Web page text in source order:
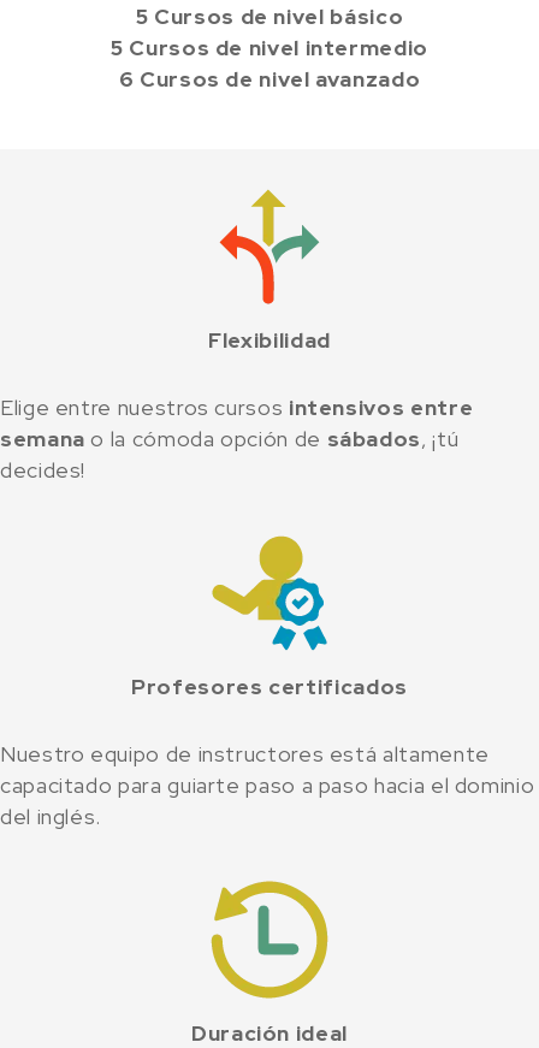
5 Cursos de nivel básico
5 Cursos de nivel intermedio
6 Cursos de nivel avanzado
Flexibilidad
Elige entre nuestros cursos intensivos entre
semana o la cómoda opción de sábados, ¡tú
decides!
Profesores certificados
Nuestro equipo de instructores está altamente
capacitado para guiarte paso a paso hacia el dominio
del inglés.
Duración ideal